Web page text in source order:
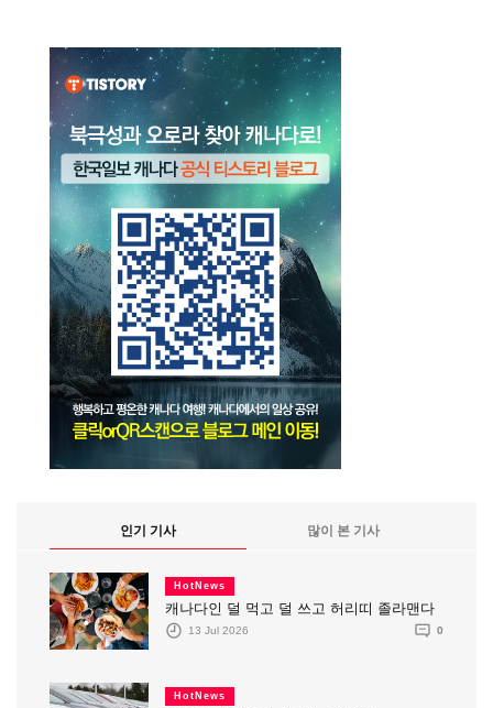
인기 기사 많이 본 기사
HotNews
캐나다인 덜 먹고 덜 쓰고 허리띠 졸라맨다
13 Jul 2026 0
HotNews